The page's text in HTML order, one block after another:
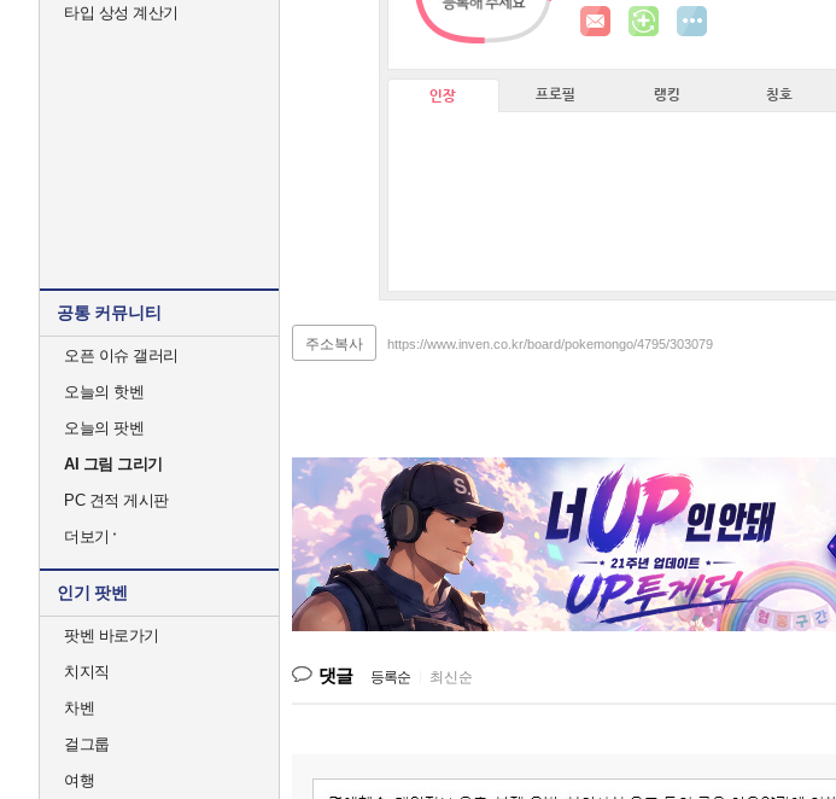
타입 상성 계산기
공통 커뮤니티
오픈 이슈 갤러리
오늘의 핫벤
오늘의 팟벤
AI 그림 그리기
PC 견적 게시판
더보기
인기 팟벤
팟벤 바로가기
치지직
차벤
걸그룹
여행
인장 프로필 랭킹 칭호
주소복사 https://www.inven.co.kr/board/pokemongo/4795/303079
댓글 등록순 최신순